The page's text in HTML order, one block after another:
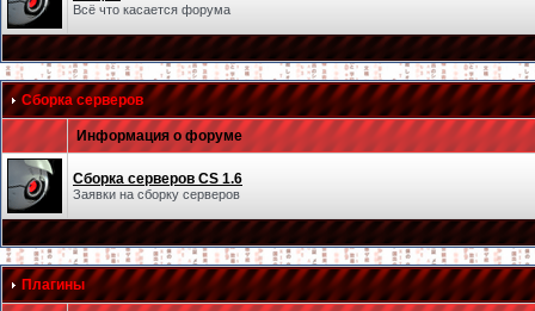
Всё что касается форума
Сборка серверов
Информация о форуме
Сборка серверов CS 1.6
Заявки на сборку серверов
Плагины